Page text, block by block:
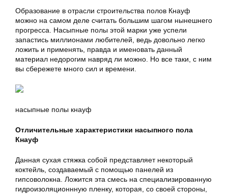
Образование в отрасли строительства полов Кнауф
можно на самом деле считать большим шагом нынешнего
прогресса. Насыпные полы этой марки уже успели
запастись миллионами любителей, ведь довольно легко
ложить и применять, правда и именовать данный
материал недорогим навряд ли можно. Но все таки, с ним
вы сбережете много сил и времени.
насыпные полы кнауф
Отличительные характеристики насыпного пола
Кнауф
Данная сухая стяжка собой представляет некоторый
коктейль, создаваемый с помощью панелей из
гипсоволокна. Ложится эта смесь на специализированную
гидроизоляционнную пленку, которая, со своей стороны,